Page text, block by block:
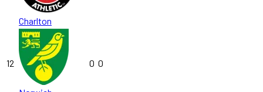
Charlton
12 0 0